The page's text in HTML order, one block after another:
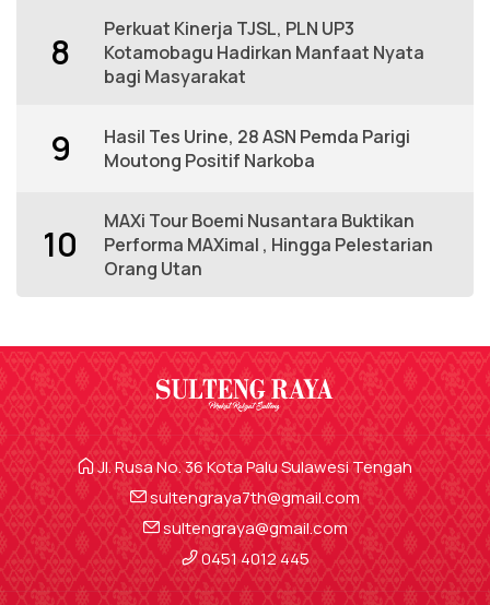
8
Perkuat Kinerja TJSL, PLN UP3
Kotamobagu Hadirkan Manfaat Nyata
bagi Masyarakat
9
Hasil Tes Urine, 28 ASN Pemda Parigi
Moutong Positif Narkoba
10
MAXi Tour Boemi Nusantara Buktikan
Performa MAXimal , Hingga Pelestarian
Orang Utan
Jl. Rusa No. 36 Kota Palu Sulawesi Tengah
sultengraya7th@gmail.com
sultengraya@gmail.com
0451 4012 445